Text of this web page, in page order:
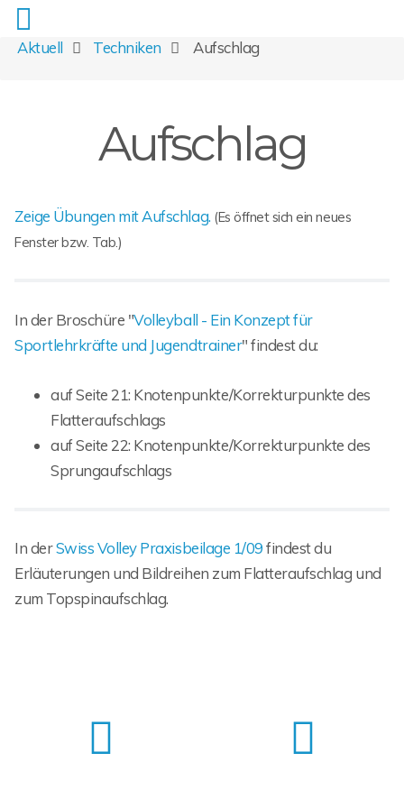
Aktuell Techniken Aufschlag
Aufschlag
Zeige Übungen mit Aufschlag. (Es öffnet sich ein neues
Fenster bzw. Tab.)
In der Broschüre "Volleyball - Ein Konzept für
Sportlehrkräfte und Jugendtrainer" findest du:
auf Seite 21: Knotenpunkte/Korrekturpunkte des
Flatteraufschlags
auf Seite 22: Knotenpunkte/Korrekturpunkte des
Sprungaufschlags
In derSwiss Volley Praxisbeilage 1/09findest du
Erläuterungen und Bildreihen zum Flatteraufschlag und
zum Topspinaufschlag.